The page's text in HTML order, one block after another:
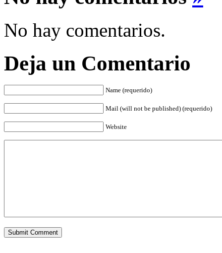
No hay comentarios.
Deja un Comentario
Name (requerido)
Mail (will not be published) (requerido)
Website